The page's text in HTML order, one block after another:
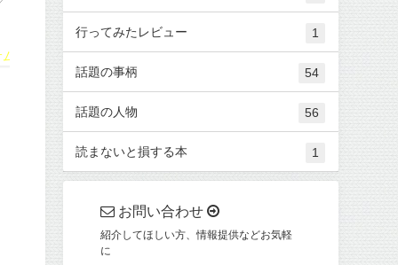
行ってみたレビュー 1
話題の事柄 54
話題の人物 56
読まないと損する本 1
お問い合わせ
紹介してほしい方、情報提供などお気軽
に